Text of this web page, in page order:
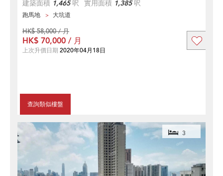
建築面積 1,465呎 實用面積 1,385呎
跑馬地 大坑道
查詢類似樓盤
HK$ 58,000 / 月
HK$ 70,000 / 月
上次升價日期 2020年04月18日
3